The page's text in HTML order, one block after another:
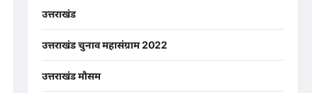
उत्तराखंड
उत्तराखंड चुनाव महासंग्राम 2022
उत्तराखंड मौसम